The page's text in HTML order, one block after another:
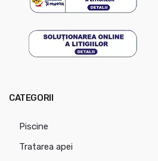
CATEGORII
Piscine
Tratarea apei